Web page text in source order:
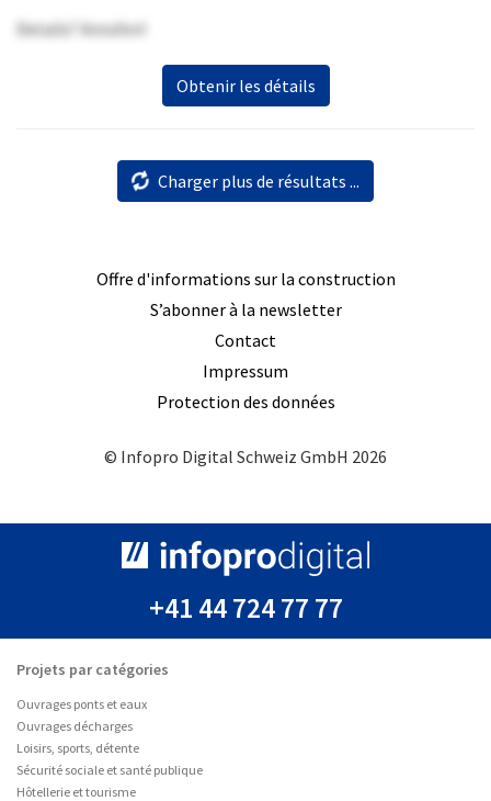
Details? Anrufen!
Obtenir les détails
Charger plus de résultats ...
Offre d'informations sur la construction
S’abonner à la newsletter
Contact
Impressum
Protection des données
© Infopro Digital Schweiz GmbH 2026
+41 44 724 77 77
Projets par catégories
Ouvrages ponts et eaux
Ouvrages décharges
Loisirs, sports, détente
Sécurité sociale et santé publique
Hôtellerie et tourisme